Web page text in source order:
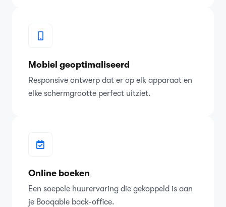
Mobiel geoptimaliseerd
Responsive ontwerp dat er op elk apparaat en
elke schermgrootte perfect uitziet.
Online boeken
Een soepele huurervaring die gekoppeld is aan
je Booqable back-office.